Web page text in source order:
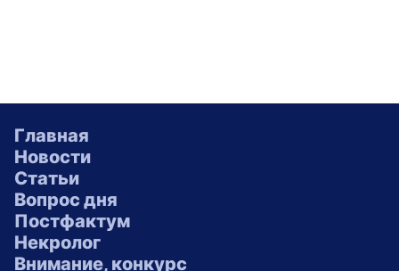
Главная
Новости
Статьи
Вопрос дня
Постфактум
Некролог
Внимание, конкурс